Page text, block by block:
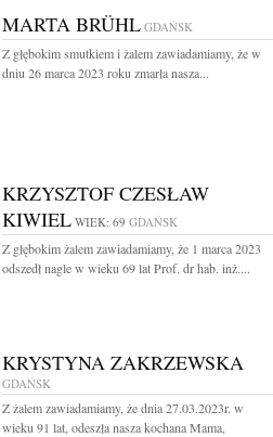
MARTA BRÜHL GDAŃSK
Z głębokim smutkiem i żalem zawiadamiamy, że w
dniu 26 marca 2023 roku zmarła nasza...
KRZYSZTOF CZESŁAW
KIWIEL WIEK: 69 GDAŃSK
Z głębokim żalem zawiadamiamy, że 1 marca 2023
odszedł nagle w wieku 69 lat Prof. dr hab. inż....
KRYSTYNA ZAKRZEWSKA
GDAŃSK
Z żalem zawiadamiamy, że dnia 27.03.2023r. w
wieku 91 lat, odeszła nasza kochana Mama,